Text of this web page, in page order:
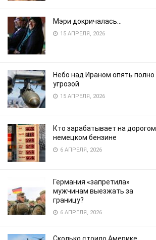
Мэри докричалась…
15 АПРЕЛЯ, 2026
Небо над Ираном опять полно
угрозой
15 АПРЕЛЯ, 2026
Кто зарабатывает на дорогом
немецком бензине
6 АПРЕЛЯ, 2026
Германия «запретила»
мужчинам выезжать за
границу?
6 АПРЕЛЯ, 2026